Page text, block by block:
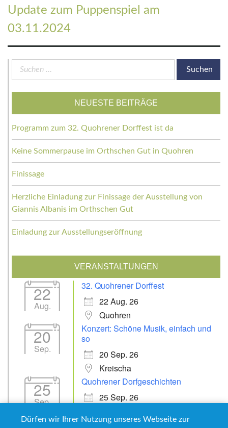
Next
post:
Update zum Puppenspiel am
03.11.2024
Suchen
NEUESTE BEITRÄGE
Programm zum 32. Quohrener Dorffest ist da
Keine Sommerpause im Orthschen Gut in Quohren
Finissage
Herzliche Einladung zur Finissage der Ausstellung von
Giannis Albanis im Orthschen Gut
Einladung zur Ausstellungseröffnung
VERANSTALTUNGEN
22
Aug.
32. Quohrener Dorffest
22 Aug. 26
Quohren
20
Sep.
Konzert: Schöne Musik, einfach und
so
20 Sep. 26
Kreischa
25
Sep.
Quohrener Dorfgeschichten
25 Sep. 26
Dürfen wir Ihrer Nutzung unseres Webseite zur